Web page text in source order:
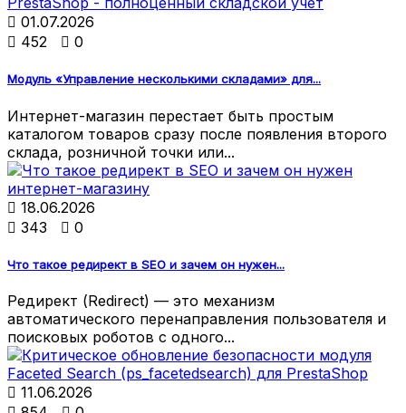
 01.07.2026
 452  0
Модуль «Управление несколькими складами» для...
Интернет-магазин перестает быть простым
каталогом товаров сразу после появления второго
склада, розничной точки или...
 18.06.2026
 343  0
Что такое редирект в SEO и зачем он нужен...
Редирект (Redirect) — это механизм
автоматического перенаправления пользователя и
поисковых роботов с одного...
 11.06.2026